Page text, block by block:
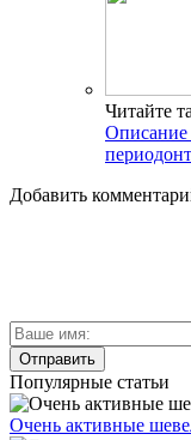
Читайте
Описание
Добавить
Популярные статьи
Очень активные